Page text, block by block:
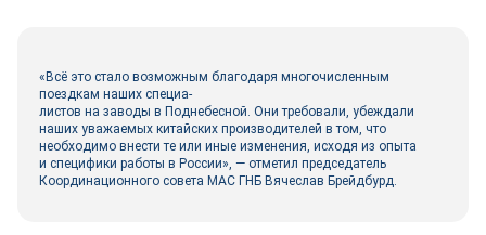
«Всё это стало возможным благодаря многочисленным
поездкам наших специа-
листов на заводы в Поднебесной. Они требовали, убеждали
наших уважаемых китайских производителей в том, что
необходимо внести те или иные изменения, исходя из опыта
и специфики работы в России», — отметил председатель
Координационного совета МАС ГНБ Вячеслав Брейдбурд.